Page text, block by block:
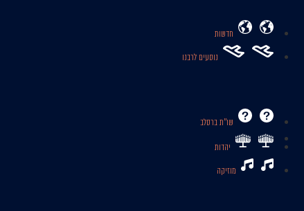
חדשות
נוסעים לרבנו
שו’’ת ברסלב
יהדות
מוזיקה